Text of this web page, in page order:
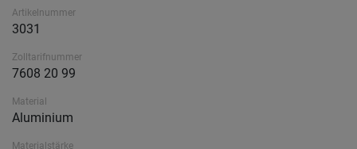
Artikelnummer
3031
Zolltarifnummer
7608 20 99
Material
Aluminium
Materialstärke